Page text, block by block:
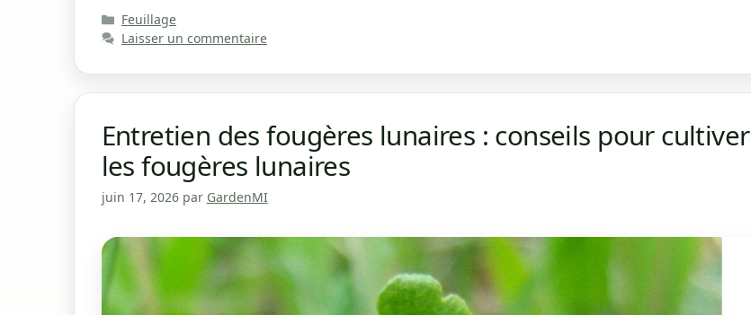
Catégories
Feuillage
Laisser un commentaire
Entretien des fougères lunaires : conseils pour cultiver
les fougères lunaires
juin 17, 2026 par GardenMI